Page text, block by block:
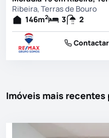
Ribeira, Terras de Bouro
146m2 3 2
Contactar
Imóveis mais recentes